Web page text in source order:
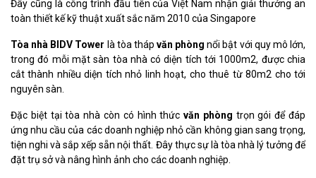
Đây cũng là công trình đầu tiên của Việt Nam nhận giải thưởng an
toàn thiết kế kỹ thuật xuất sắc năm 2010 của Singapore
Tòa nhà BIDV Tower là tòa thápvăn phòng nổi bật với quy mô lớn,
trong đó mỗi mặt sàn tòa nhà có diện tích tới 1000m2, được chia
cắt thành nhiều diện tích nhỏ linh hoạt, cho thuê từ 80m2 cho tới
nguyên sàn.
Đặc biệt tại tòa nhà còn có hình thứcvăn phòng trọn gói để đáp
ứng nhu cầu của các doanh nghiệp nhỏ cần không gian sang trọng,
tiện nghi và sắp xếp sẵn nội thất. Đây thực sự là tòa nhà lý tưởng để
đặt trụ sở và nâng hình ảnh cho các doanh nghiệp.